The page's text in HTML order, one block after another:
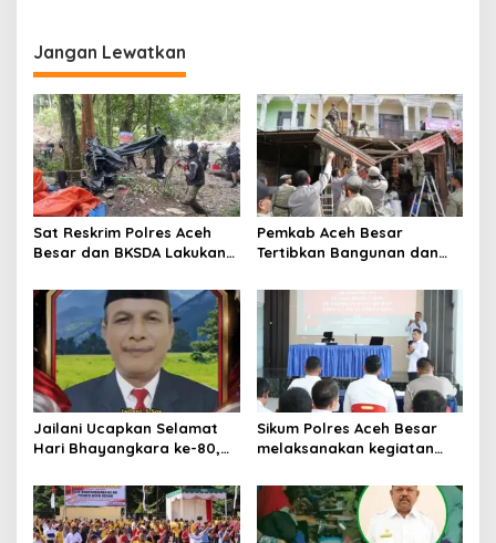
Jangan Lewatkan
Sat Reskrim Polres Aceh
Besar dan BKSDA Lakukan
Aktifitas Pertambangan
Emas Tanpa Izin Di
Kawasan Hutan Jantho
Pemkab Aceh Besar
Tertibkan Bangunan dan
Lambaro
Jailani Ucapkan Selamat
Hari Bhayangkara ke-80,
Mengabdi untuk
Masyarakat
Sikum Polres Aceh Besar
melaksanakan kegiatan
Penyelidikan, Penyidikan,
dan Praperadilan Menurut
KUHP dan KUHAP Baru